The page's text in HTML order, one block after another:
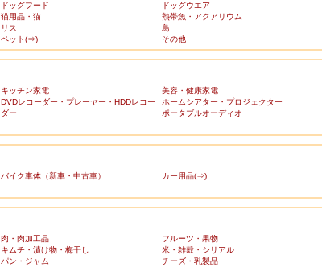
ドッグフード ドッグウエア
猫用品・猫 熱帯魚・アクアリウム
リス 鳥
ペット(⇒) その他
キッチン家電 美容・健康家電
DVDレコーダー・プレーヤー・HDDレコー
ダー
ホームシアター・プロジェクター
ポータブルオーディオ
バイク車体（新車・中古車） カー用品(⇒)
肉・肉加工品 フルーツ・果物
キムチ・漬け物・梅干し 米・雑穀・シリアル
パン・ジャム チーズ・乳製品